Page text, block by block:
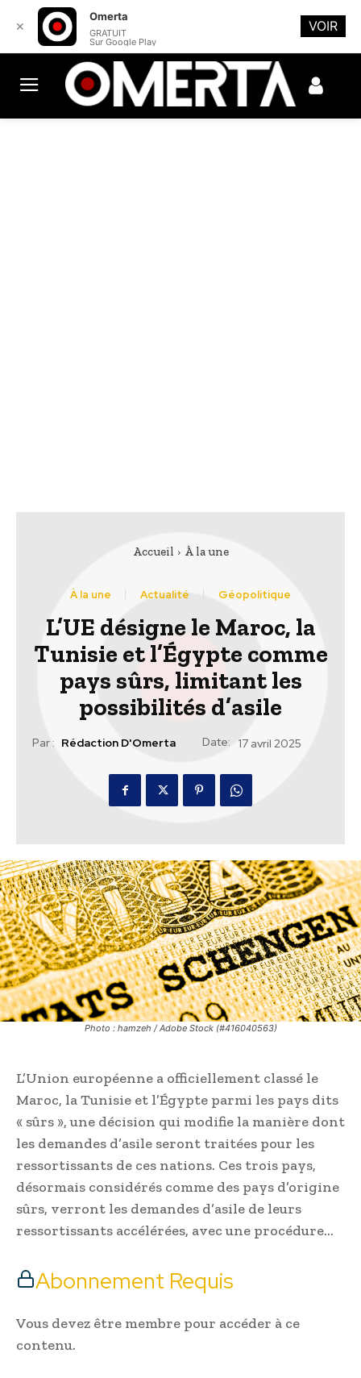
Accueil À la une
À la une Actualité Géopolitique
L’UE désigne le Maroc, la
Tunisie et l’Égypte comme
pays sûrs, limitant les
possibilités d’asile
Par : Rédaction D'Omerta Date: 17 avril 2025
Photo : hamzeh / Adobe Stock (#416040563)
L’Union européenne a officiellement classé le
Maroc, la Tunisie et l’Égypte parmi les pays dits
« sûrs », une décision qui modifie la manière dont
les demandes d’asile seront traitées pour les
ressortissants de ces nations. Ces trois pays,
désormais considérés comme des pays d’origine
sûrs, verront les demandes d’asile de leurs
ressortissants accélérées, avec une procédure…
Abonnement Requis
Vous devez être membre pour accéder à ce
contenu.
✕
Omerta
GRATUIT
Sur Google Play
VOIR